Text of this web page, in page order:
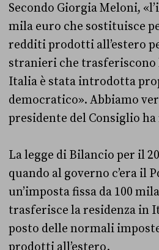
Secondo Giorgia Meloni,
mila euro che sostituisce
redditi prodotti all’estero
stranieri che trasferiscono
Italia è stata introdotta
democratico». Abbiamo
presidente del Consiglio
La legge di Bilancio per il
quando al governo c’era il
un’imposta fissa da 100
trasferisce la residenza in
posto delle normali
prodotti all’estero.